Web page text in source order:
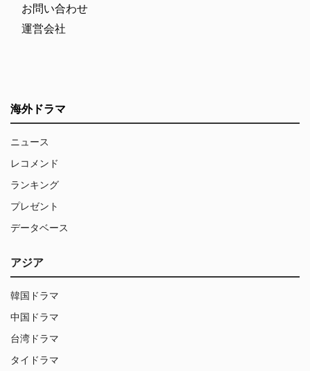
お問い合わせ
運営会社
海外ドラマ
ニュース
レコメンド
ランキング
プレゼント
データベース
アジア
韓国ドラマ
中国ドラマ
台湾ドラマ
タイドラマ